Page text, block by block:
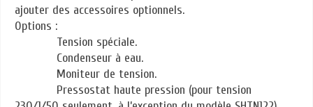
ajouter des accessoires optionnels.
Options :
Tension spéciale.
Condenseur à eau.
Moniteur de tension.
Pressostat haute pression (pour tension